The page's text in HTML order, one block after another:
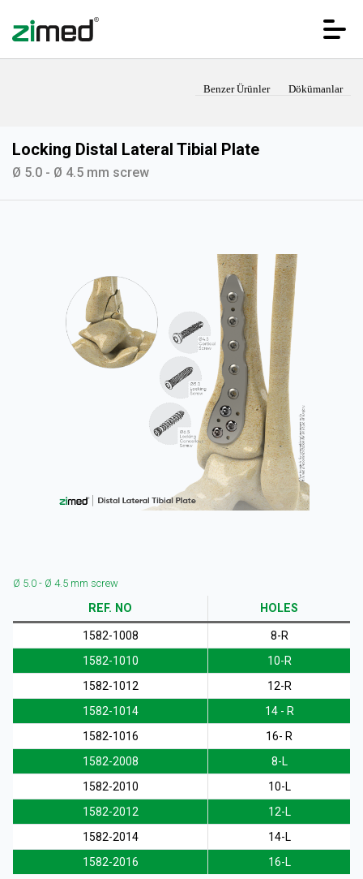
ANA SAYFA
KURUMSAL
ÜRÜNLER
KAYNAKLAR
TÜRKÇE
Benzer Ürünler Dökümanlar
Locking Distal Lateral Tibial Plate
Ø 5.0 - Ø 4.5 mm screw
Ø 5.0 - Ø 4.5 mm screw
REF. NO HOLES
1582-1008
8-R
1582-1010
10-R
1582-1012
12-R
1582-1014
14 - R
1582-1016
16- R
1582-2008
8-L
1582-2010
10-L
1582-2012
12-L
1582-2014
14-L
1582-2016
16-L